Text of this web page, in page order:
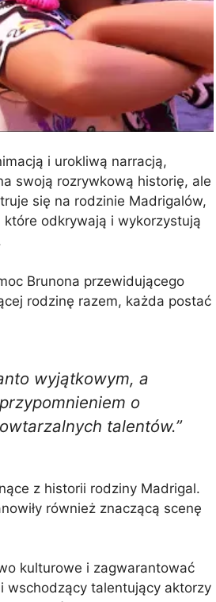
i urokliwą narracją,
swoją rozrywkową historię, ale
się na rodzinie Madrigalów,
odkrywają i wykorzystują
Brunona przewidującego
rodzinę razem, każda postać
wyjątkowym, a
o
talentów.”
z historii rodziny Madrigal.
również znaczącą scenę
kulturowe i zagwarantować
wschodzący talentujący aktorzy